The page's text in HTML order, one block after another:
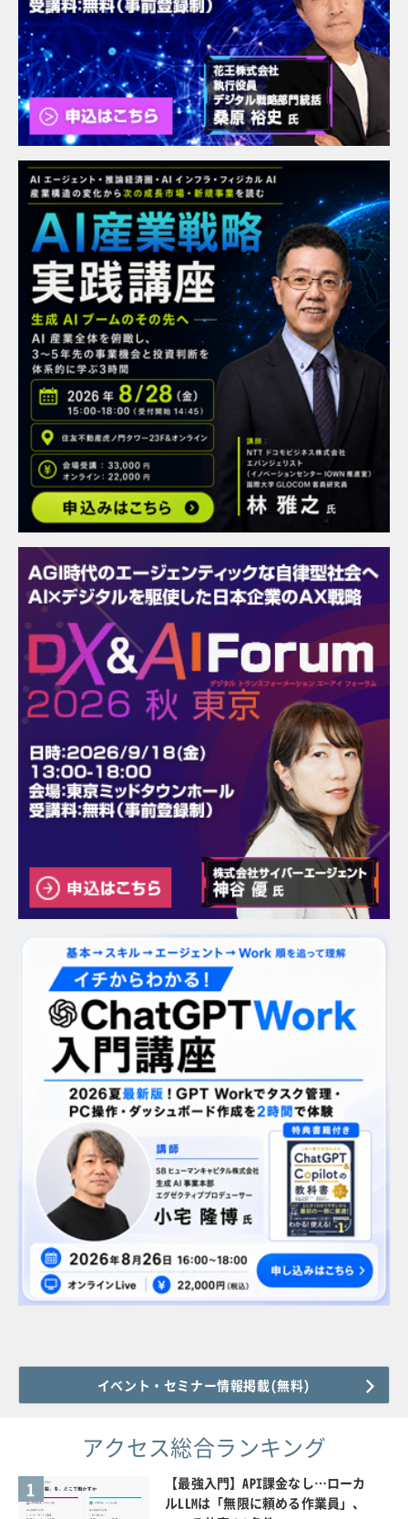
イベント・セミナー情報掲載(無料)
アクセス総合ランキング
1
【最強入門】API課金なし…ローカ
ルLLMは「無限に頼める作業員」、